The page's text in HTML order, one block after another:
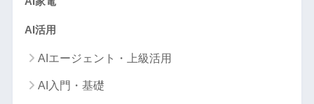
AI活用
AIエージェント・上級活用
AI入門・基礎